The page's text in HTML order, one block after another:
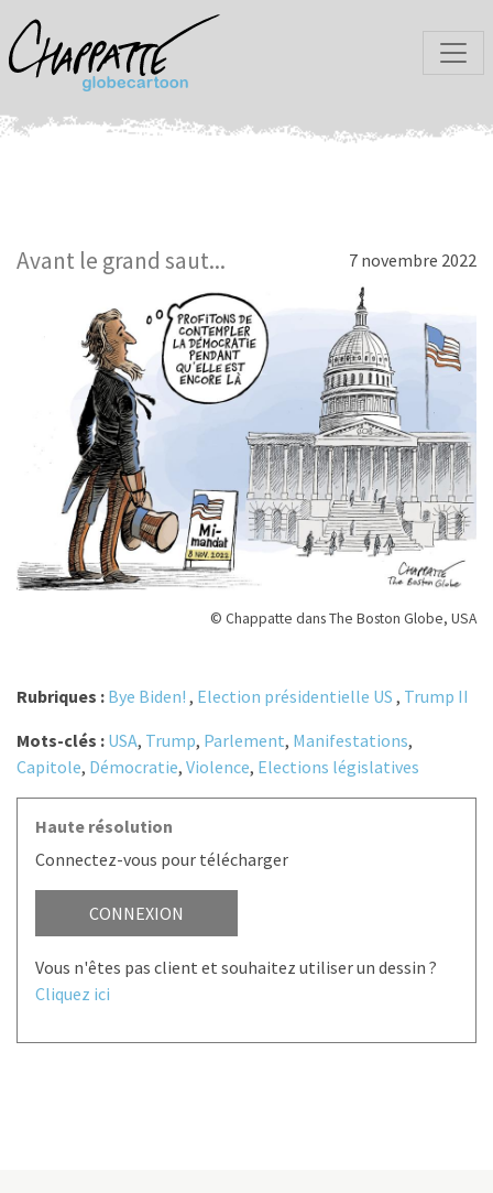
Avant le grand saut... 7 novembre 2022
© Chappatte dans The Boston Globe, USA
Rubriques : Bye Biden! , Election présidentielle US , Trump II
Mots-clés : USA, Trump, Parlement, Manifestations,
Capitole, Démocratie, Violence, Elections législatives
Haute résolution
Connectez-vous pour télécharger
CONNEXION
Vous n'êtes pas client et souhaitez utiliser un dessin ?
Cliquez ici